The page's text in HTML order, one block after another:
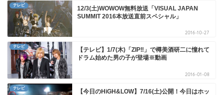
テレビ
12/3(土)WOWOW無料放送「VISUAL JAPAN
SUMMIT 2016本放送直前スペシャル」
2016-10-27
テレビ
【テレビ】1/7(木)「ZIP‼」で樽美酒研二に憧れて
ドラム始めた男の子が登場※動画
2016-01-08
テレビ
【今日のHiGH&LOW】7/16(土)公開！今日はホッ